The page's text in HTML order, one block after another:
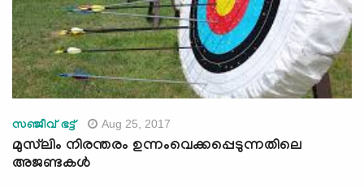
സഞ്ജീവ് ഭട്ട് Aug 25, 2017
മുസ്‌ലിം നിരന്തരം ഉന്നംവെക്കപ്പെടുന്നതിലെ
അജണ്ടകള്‍